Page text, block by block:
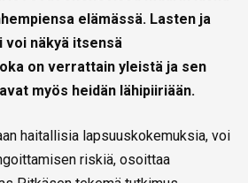
elämässä. Lasten ja
voi näkyä itsensä
on verrattain yleistä ja sen
myös heidän lähipiiriään.
haitallisia lapsuuskokemuksia, voi
riskiä, osoittaa